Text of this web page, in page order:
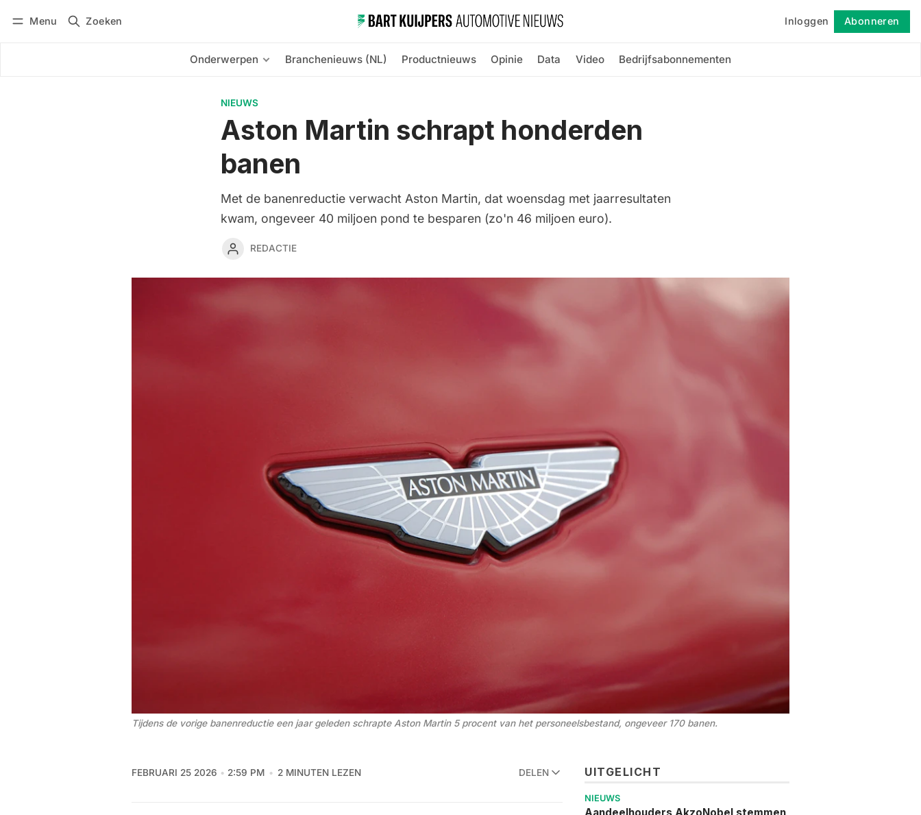
Menu Zoeken Inloggen Abonneren
Onderwerpen Branchenieuws (NL) Productnieuws Opinie Data Video Bedrijfsabonnementen
NIEUWS
Aston Martin schrapt honderden
banen
Met de banenreductie verwacht Aston Martin, dat woensdag met jaarresultaten
kwam, ongeveer 40 miljoen pond te besparen (zo'n 46 miljoen euro).
REDACTIE
Tijdens de vorige banenreductie een jaar geleden schrapte Aston Martin 5 procent van het personeelsbestand, ongeveer 170 banen.
FEBRUARI 25 2026 2:59 PM 2 MINUTEN LEZEN DELEN UITGELICHT
NIEUWS